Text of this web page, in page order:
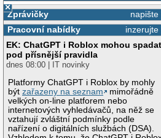
×
napište
Zprávičky
inzerujte
Pracovní nabídky
EK: ChatGPT i Roblox mohou spadat
pod přísnější pravidla
dnes 08:00 | IT novinky
Platformy ChatGPT i Roblox by mohly
býtzařazeny na seznam
mimořádně
velkých on-line platforem nebo
internetových vyhledávačů, na něž se
vztahují zvláštní podmínky podle
nařízení o digitálních službách (DSA).